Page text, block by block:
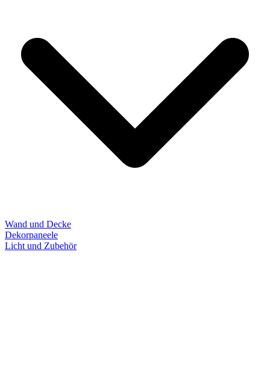
Wand und Decke
Dekorpaneele
Licht und Zubehör